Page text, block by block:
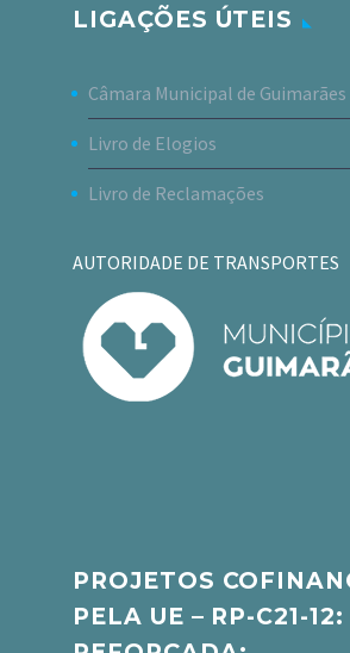
LIGAÇÕES ÚTEIS
Câmara Municipal de Guimarães
Livro de Elogios
Livro de Reclamações
AUTORIDADE DE TRANSPORTES
PROJETOS
PELA UE – RP-C21-